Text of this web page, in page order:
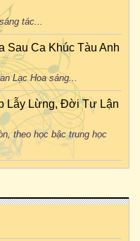
tác...
Sau Ca Khúc Tàu Anh
Lạc Hoa sáng...
Lẫy Lừng, Đời Tư Lận
theo học bậc trung học